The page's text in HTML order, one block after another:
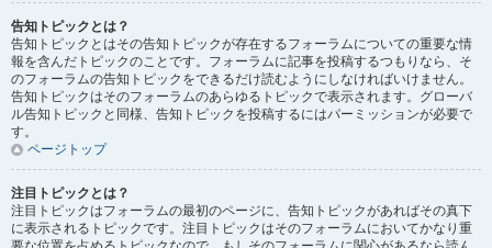
告知トピックとは？
告知トピックとはその告知トピックが存在するフォーラムについての重要な情
報を含んだトピックのことです。フォーラムに記事を投稿するつもりなら、そ
のフォーラムの告知トピックをできるだけ読むようにしなければいけません。
告知トピックはそのフォーラムのあらゆるトピックで表示されます。グローバ
ル告知トピックと同様、告知トピックを投稿するにはパーミッションが必要で
す。
ページトップ
注目トピックとは？
注目トピックはフォーラムの最初のページに、告知トピックがあればその真下
に表示されるトピックです。注目トピックはそのフォーラムにおいてかなり重